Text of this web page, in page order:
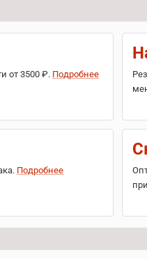
от 3500 ₽. Подробнее
Подробнее